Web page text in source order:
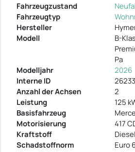
Fahrzeugzustand
Fahrzeugtyp
Hersteller
Modell
B-
Pa
Modelljahr
2026
Interne ID
26233
Anzahl der Achsen
2
Leistung
125
Basisfahrzeug
Motorisierung
417
Kraftstoff
Diesel
Schadstoffnorm
Euro